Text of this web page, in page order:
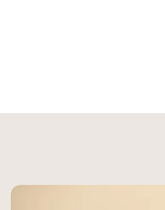
una proeza
alcanza 20 metros